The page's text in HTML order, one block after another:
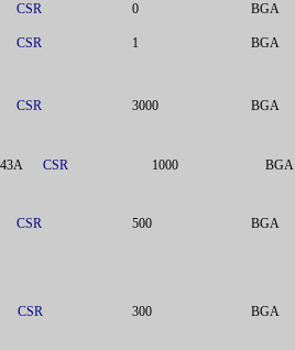
CSR 0 BGA
CSR 1 BGA
CSR 3000 BGA
CSR 1000 BGA
CSR 500 BGA
CSR 300 BGA